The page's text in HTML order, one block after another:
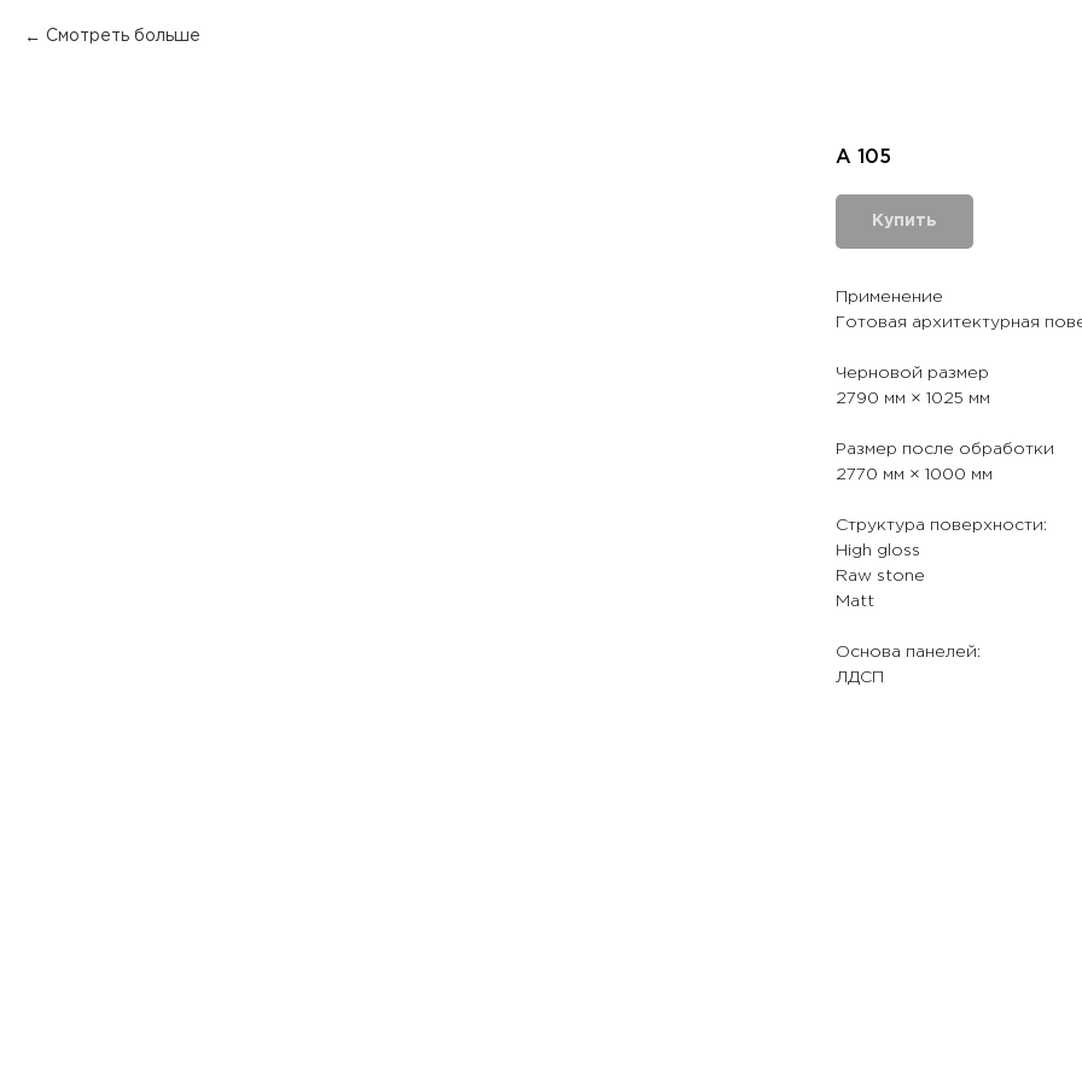
Смотреть больше
A 105
Купить
Применение
Готовая архитектурная
Черновой размер
2790 мм × 1025 мм
Размер после обработки
2770 мм × 1000 мм
Структура поверхности:
High gloss
Raw stone
Matt
Основа панелей:
ЛДСП